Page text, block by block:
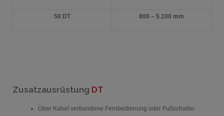
50 DT 800 – 5.100 mm
Zusatzausrüstung DT
Über Kabel verbundene Fernbedienung oder Fußschalter